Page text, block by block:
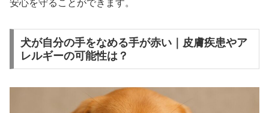
安心を守ることができます。
犬が自分の手をなめる手が赤い｜皮膚疾患やア
レルギーの可能性は？